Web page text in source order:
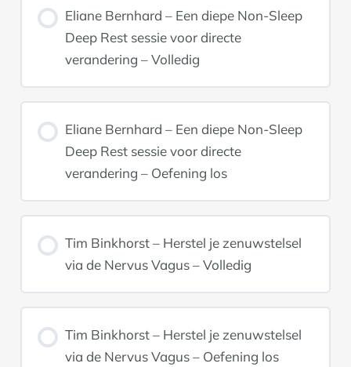
Eliane Bernhard – Een diepe Non-Sleep
Deep Rest sessie voor directe
verandering – Volledig
Eliane Bernhard – Een diepe Non-Sleep
Deep Rest sessie voor directe
verandering – Oefening los
Tim Binkhorst – Herstel je zenuwstelsel
via de Nervus Vagus – Volledig
Tim Binkhorst – Herstel je zenuwstelsel
via de Nervus Vagus – Oefening los